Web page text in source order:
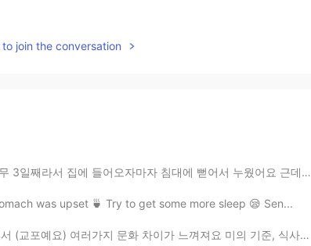
to join the conversation
침대에 뻗어서 누웠어요 근데 어제 안 좋은 일 또 있었어요 아빠가 높은데서 떨어져서 몸 다...
was upset 🍵 Try to get some more sleep 😪 Sen...
이가 느껴져요 미의 기준, 식사 예절, 샤워하는 시간까지 다 많이 다르죠 오늘은 동양 문화...